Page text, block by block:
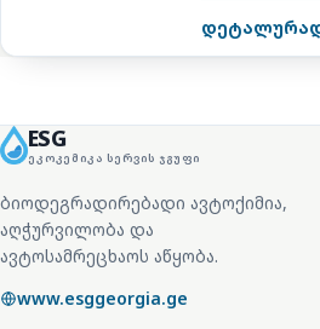
ESG
ᲔᲙᲝᲙᲔᲛᲘᲙᲐ ᲡᲔᲠᲕᲘᲡ ᲯᲒᲣᲤᲘ
ბიოდეგრადირებადი ავტოქიმია,
აღჭურვილობა და
ავტოსამრეცხაოს აწყობა.
www.esggeorgia.ge